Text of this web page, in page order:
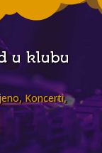
u klubu
, Koncerti,